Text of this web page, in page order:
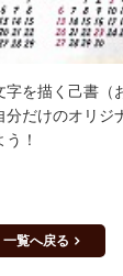
を描く己書（
だけのオリジ
！
一覧へ戻る